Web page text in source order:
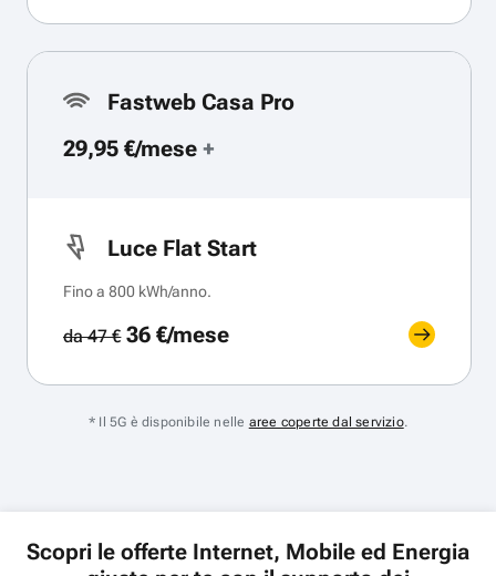
Fastweb Casa Pro
29,95 €/mese +
Luce Flat Start
Fino a 800 kWh/anno.
da 47 €36 €/mese
* Il 5G è disponibile nelle aree coperte dal servizio.
Scopri le offerte Internet, Mobile ed Energia